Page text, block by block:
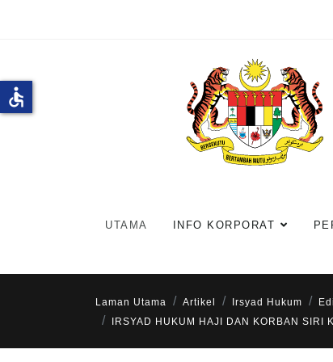
UTAMA INFO KORPORAT
Laman Utama Artikel Irsyad Hukum
IRSYAD HUKUM HAJI DAN KORBAN SIRI
accessible